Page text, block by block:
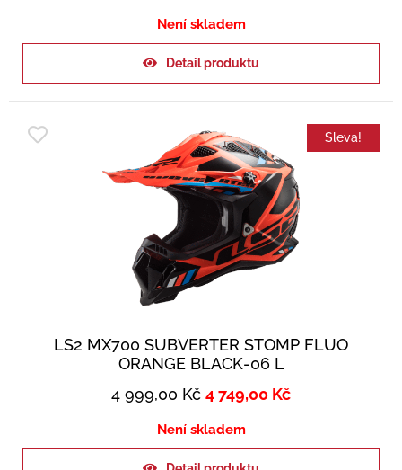
Není skladem
Detail produktu
Sleva!
LS2 MX700 SUBVERTER STOMP FLUO
ORANGE BLACK-06 L
4 999,00Kč 4 749,00 Kč
Není skladem